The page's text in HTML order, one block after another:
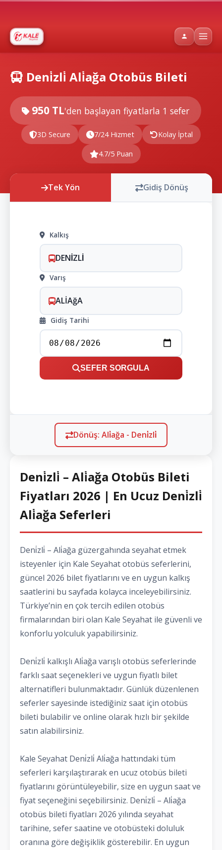
Deni̇zli̇ Ali̇ağa Otobüs Bileti
950 TL'den başlayan fiyatlarla 1 sefer
3D Secure 7/24 Hizmet Kolay İptal
4.7/5 Puan
Tek Yön Gidiş Dönüş
Kalkış
DENİZLİ
Varış
ALİAğA
Gidiş Tarihi
SEFER SORGULA
Dönüş: Ali̇ağa - Deni̇zli̇
Deni̇zli̇ – Ali̇ağa Otobüs Bileti
Fiyatları 2026 | En Ucuz Deni̇zli̇
Ali̇ağa Seferleri
Deni̇zli̇ – Ali̇ağa güzergahında seyahat etmek
isteyenler için Kale Seyahat otobüs seferlerini,
güncel 2026 bilet fiyatlarını ve en uygun kalkış
saatlerini bu sayfada kolayca inceleyebilirsiniz.
Türkiye’nin en çok tercih edilen otobüs
firmalarından biri olan Kale Seyahat ile güvenli ve
konforlu yolculuk yapabilirsiniz.
Deni̇zli̇ kalkışlı Ali̇ağa varışlı otobüs seferlerinde
farklı saat seçenekleri ve uygun fiyatlı bilet
alternatifleri bulunmaktadır. Günlük düzenlenen
seferler sayesinde istediğiniz saat için otobüs
bileti bulabilir ve online olarak hızlı bir şekilde
satın alabilirsiniz.
Kale Seyahat Deni̇zli̇ Ali̇ağa hattındaki tüm
seferleri karşılaştırarak en ucuz otobüs bileti
fiyatlarını görüntüleyebilir, size en uygun saat ve
fiyat seçeneğini seçebilirsiniz. Deni̇zli̇ – Ali̇ağa
otobüs bileti fiyatları 2026 yılında seyahat
tarihine, sefer saatine ve otobüsteki doluluk
oranına göre değişiklik gösterebilir. En uygun